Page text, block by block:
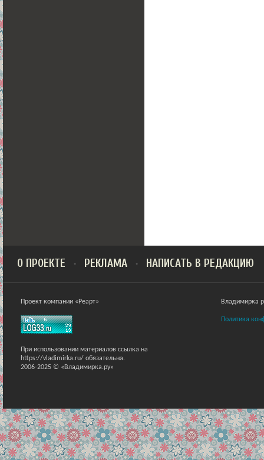
О ПРОЕКТЕ РЕКЛАМА НАПИСАТЬ В РЕДАКЦИЮ
Проект компании «Реарт»
При использовании материалов ссылка на
https://vladimirka.ru/ обязательна.
2006-2025 © «Владимирка.ру»
Владимирка
Политика